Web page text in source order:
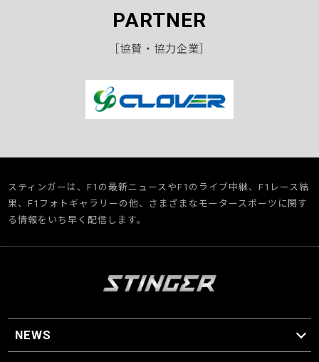
PARTNER
［協賛・協力企業］
スティンガーは、F1の最新ニュースやF1のライブ中継、F1レース結
果、F1フォトギャラリーの他、さまざまなモータースポーツに関す
る情報をいち早く配信します。
NEWS